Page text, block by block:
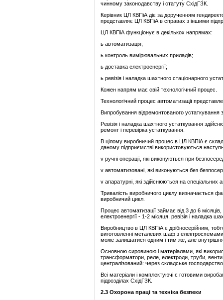
чинному законодавству і статуту СхідГЗК.
Керівник ЦЛ КВПіА діє за дорученням
представляє ЦЛ КВПіА в справах з іншими
ЦЛ КВПіА функціонує в декількох напрямах:
ь автоматизація;
ь контроль вимірювальних приладів;
ь доставка електроенергії;
ь ревізія і наладка шахтного стаціонарного
Кожен напрям має свій технологічний процес.
Технологічний процес автоматизації
Випробування відремонтованого устаткування
Ревізія і наладка шахтного устаткування
ремонт і перевірка устаткування.
В цілому виробничий процес в ЦЛ КВПіА є
даному підприємстві використовуються
v ручні операції, які виконуються при
v автоматизовані, які виконуються без
v апаратурні, які здійснюються на
Тривалість виробничого циклу визначається
виробничий цикл.
Процес автоматизації займає від 3 до 6
електроенергії - 1-2 місяця, ревізія і наладка
Виробництво в ЦЛ КВПіА є дрібносерійним,
виготовленні металевих шаф з електросхемами
може залишатися одним і тим же, але
Основною сировиною і матеріалами, які
трансформатори, реле, електроди, труби,
централізований: через складське
Всі матеріали і комплектуючі є готовими
підрозділах СхідГЗК.
2.3 Охорона праці та техніка безпеки